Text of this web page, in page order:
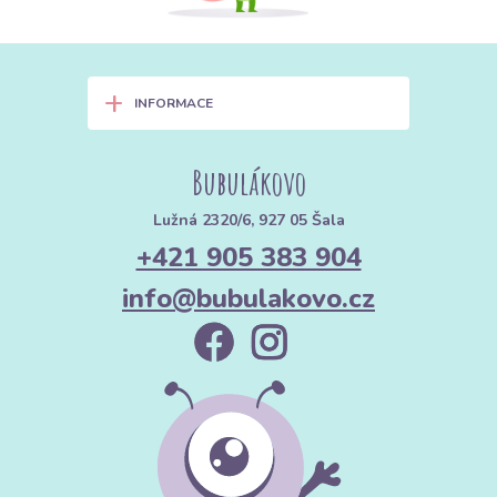
pěkně přiléhat k tělu.
Manžety na rukávech a spodní lemy:
oblečení na místě a zabraňuje podfukování chladného vzduchu.
Pro miminka je patent v pase mnohem
pohodlnější než guma, protože netlačí na bříško.
Prodloužené manžety:Ušijte dětem delší manžety na rukávech a
nohavicích. Když dítě povyroste, manžetu jednoduše odrolujete a
oblečení vydrží o sezónu déle.
🧣 Doplňky: Rychlé a efektní projekty
Z žebrovaného patentu ušijete stylovou čepici
Díky elasticitě se snadno přetahují přes hlavu a
+ INFORMACE
Bubulákovo
Lužná 2320/6, 927 05 Šala
+421 905 383 904
info@bubulakovo.cz